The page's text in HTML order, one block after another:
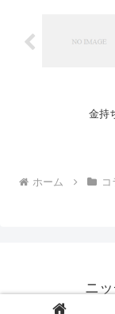
金持
ホーム コ
ニ
©